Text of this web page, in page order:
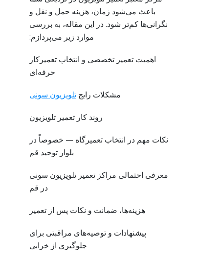
باعث می‌شود زمان، هزینه حمل و نقل و
نگرانی‌ها کم‌تر شود. در این مقاله، به بررسی
موارد زیر می‌پردازم:
اهمیت تعمیر تخصصی و انتخاب تعمیرکار
حرفه‌ای
مشکلات رایج تلویزیون سونی
روند کار تعمیر تلویزیون
نکات مهم در انتخاب تعمیرگاه — خصوصاً در
بلوار توحید قم
معرفی احتمالی مراکز تعمیر تلویزیون سونی
در قم
هزینه‌ها، ضمانت و نکات پس از تعمیر
پیشنهادات و توصیه‌های مراقبتی برای
جلوگیری از خرابی